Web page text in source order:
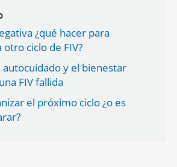
¿qué hacer para
ciclo de FIV?
y el bienestar
FIV fallida
el próximo ciclo ¿o es